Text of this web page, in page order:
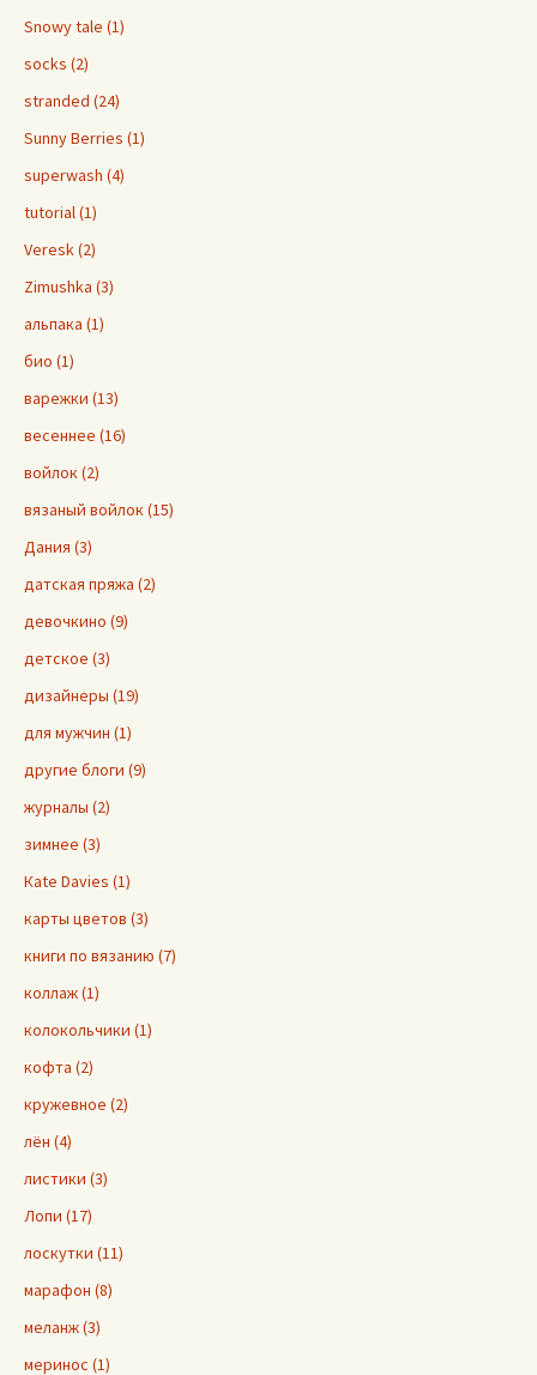
Snowy tale (1)
socks (2)
stranded (24)
Sunny Berries (1)
superwash (4)
tutorial (1)
Veresk (2)
Zimushka (3)
альпака (1)
био (1)
варежки (13)
весеннее (16)
войлок (2)
вязаный войлок (15)
Дания (3)
датская пряжа (2)
девочкино (9)
детское (3)
дизайнеры (19)
для мужчин (1)
другие блоги (9)
журналы (2)
зимнее (3)
Кate Davies (1)
карты цветов (3)
книги по вязанию (7)
коллаж (1)
колокольчики (1)
кофта (2)
кружевное (2)
лён (4)
листики (3)
Лопи (17)
лоскутки (11)
марафон (8)
меланж (3)
меринос (1)